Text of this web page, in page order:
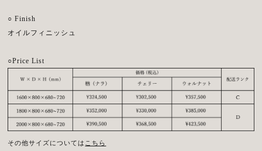
○ Finish
オイルフィニッシュ
○Price List
その他サイズについては こちら